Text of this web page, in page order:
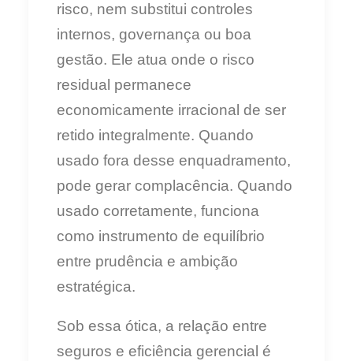
risco, nem substitui controles
internos, governança ou boa
gestão. Ele atua onde o risco
residual permanece
economicamente irracional de ser
retido integralmente. Quando
usado fora desse enquadramento,
pode gerar complacência. Quando
usado corretamente, funciona
como instrumento de equilíbrio
entre prudência e ambição
estratégica.
Sob essa ótica, a relação entre
seguros e eficiência gerencial é